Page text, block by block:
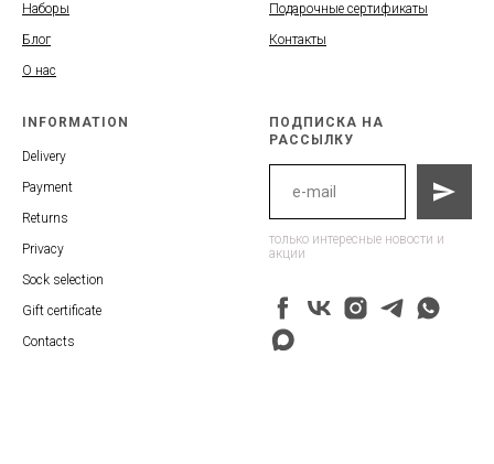
Наборы
Блог
О нас
Подарочные сертификаты
Контакты
INFORMATION
Delivery
Payment
Returns
Privacy
Sock selection
Gift certificate
Contacts
ПОДПИСКА НА
РАССЫЛКУ
только интересные новости и
акции